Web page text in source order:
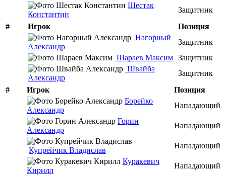
Шестак
Константин
Защитник
#
Игрок
Позиция
Нагорный
Александр
Защитник
Шараев Максим Защитник
Швайба
Александр
Защитник
#
Игрок
Позиция
Борейко
Александр
Нападающий
Горин
Александр
Нападающий
Купрейчик Владислав
Нападающий
Куракевич
Кирилл
Нападающий